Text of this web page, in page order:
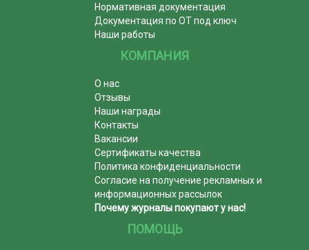
Нормативная документация
Документация по ОТ под ключ
Наши работы
КОМПАНИЯ
О нас
Отзывы
Наши награды
Контакты
Вакансии
Сертификаты качества
Политика конфиденциальности
Согласие на получение рекламных и
информационных рассылок
Почему журналы покупают у нас!
ПОМОЩЬ